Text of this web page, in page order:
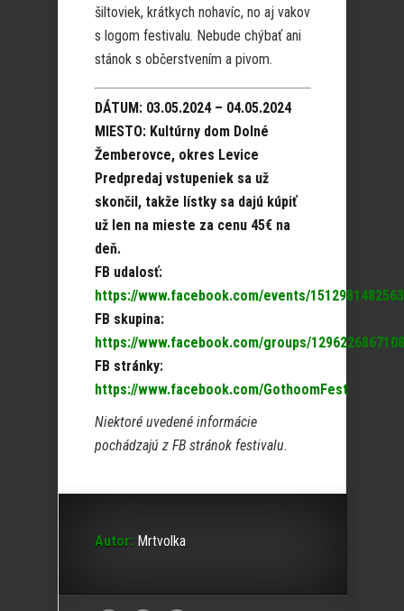
šiltoviek, krátkych nohavíc, no aj vakov
s logom festivalu. Nebude chýbať ani
stánok s občerstvením a pivom.
DÁTUM: 03.05.2024 – 04.05.2024
MIESTO: Kultúrny dom Dolné
Žemberovce, okres Levice
Predpredaj vstupeniek sa už
skončil, takže lístky sa dajú kúpiť
už len na mieste za cenu 45€ na
deň.
FB udalosť:
https://www.facebook.com/events/
FB skupina:
https://www.facebook.com/groups/
FB stránky:
https://www.facebook.com/GothoomFest
Niektoré uvedené informácie
pochádzajú z FB stránok festivalu.
Autor: Mrtvolka